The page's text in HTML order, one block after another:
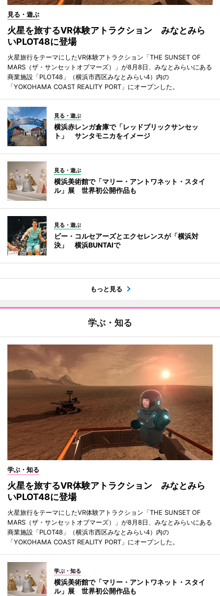
見る・遊ぶ
火星を旅するVR体験アトラクション みなとみら
いPLOT48に登場
火星旅行をテーマにしたVR体験アトラクション「THE SUNSET OF
MARS（ザ・サンセットオブマーズ）」が8月8日、みなとみらいにある
商業施設「PLOT48」（横浜市西区みなとみらい4）内の
「YOKOHAMA COAST REALITY PORT」にオープンした。
見る・遊ぶ
横浜赤レンガ倉庫で「レッドブリックサンセッ
ト」 サンタモニカをイメージ
見る・遊ぶ
横浜美術館で「マリー・アントワネット・スタイ
ル」展 世界初公開作品も
見る・遊ぶ
ビー・コルセアーズとエクセレンスが「横浜対
決」 横浜BUNTAIで
もっと見る
学ぶ・知る
学ぶ・知る
火星を旅するVR体験アトラクション みなとみら
いPLOT48に登場
火星旅行をテーマにしたVR体験アトラクション「THE SUNSET OF
MARS（ザ・サンセットオブマーズ）」が8月8日、みなとみらいにある
商業施設「PLOT48」（横浜市西区みなとみらい4）内の
「YOKOHAMA COAST REALITY PORT」にオープンした。
学ぶ・知る
横浜美術館で「マリー・アントワネット・スタイ
ル」展 世界初公開作品も